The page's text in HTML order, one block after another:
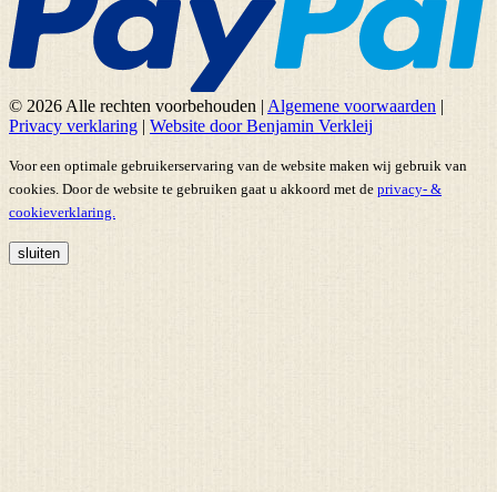
© 2026 Alle rechten voorbehouden | Algemene voorwaarden |
Privacy verklaring | Website door Benjamin Verkleij
Voor een optimale gebruikerservaring van de website maken wij gebruik van
cookies. Door de website te gebruiken gaat u akkoord met de privacy- &
cookieverklaring.
sluiten